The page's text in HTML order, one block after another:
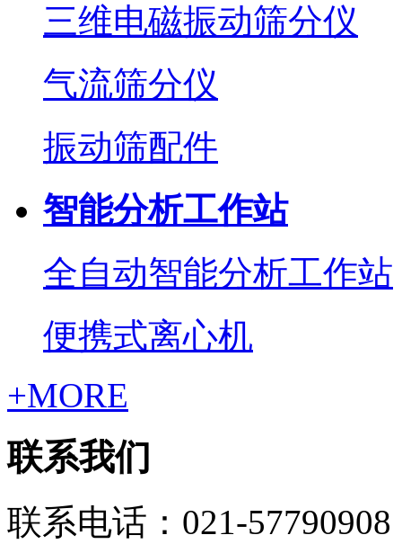
三维电磁振动筛分仪
气流筛分仪
振动筛配件
智能分析工作站
全自动智能分析工作站
便携式离心机
+MORE
联系我们
联系电话：021-57790908